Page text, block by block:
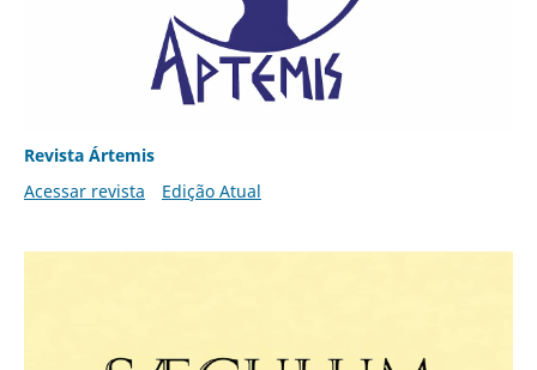
Revista Ártemis
Acessar revista
Edição Atual